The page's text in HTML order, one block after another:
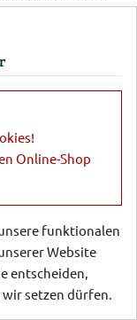
Unternehmen
Card Industry
der von
unterstützt
und die
keine Konto-
Online-Shop
funktionalen
Website
entscheiden,
setzen dürfen.